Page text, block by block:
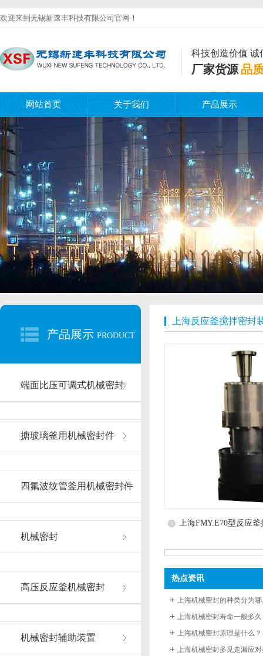
欢迎来到无锡新速丰科技有限公司官网！
科技创造价值 诚
厂家货源 品
网站首页 关于我们 产品展示
产品展示 PRODUCT
端面比压可调式机械密封
搪玻璃釜用机械密封件
四氟波纹管釜用机械密封件
机械密封
高压反应釜机械密封
机械密封辅助装置
上海反应釜搅拌密封
上海FMY.E70型反应
热点资讯
上海机械密封的种类分为哪
上海机械密封寿命一般多
上海机械密封原理是什么？
上海机械密封多见走漏应